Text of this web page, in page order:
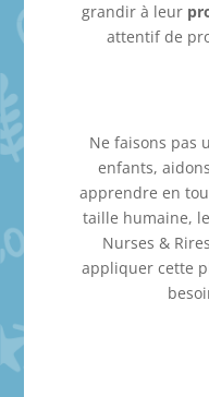
grandir à leur
attentif de
Ne faisons pas
enfants,
apprendre en
taille humaine,
Nurses &
appliquer cette